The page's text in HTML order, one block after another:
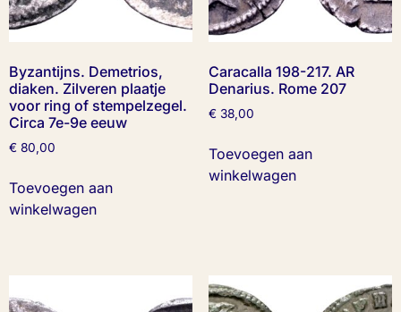
Byzantijns. Demetrios,
diaken. Zilveren plaatje
voor ring of stempelzegel.
Circa 7e-9e eeuw
€ 80,00
Toevoegen aan
winkelwagen
Caracalla 198-217. AR
Denarius. Rome 207
€ 38,00
Toevoegen aan
winkelwagen